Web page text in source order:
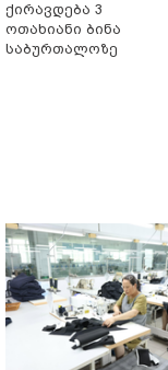
ქირავდება 3
ოთახიანი ბინა
საბურთალოზე